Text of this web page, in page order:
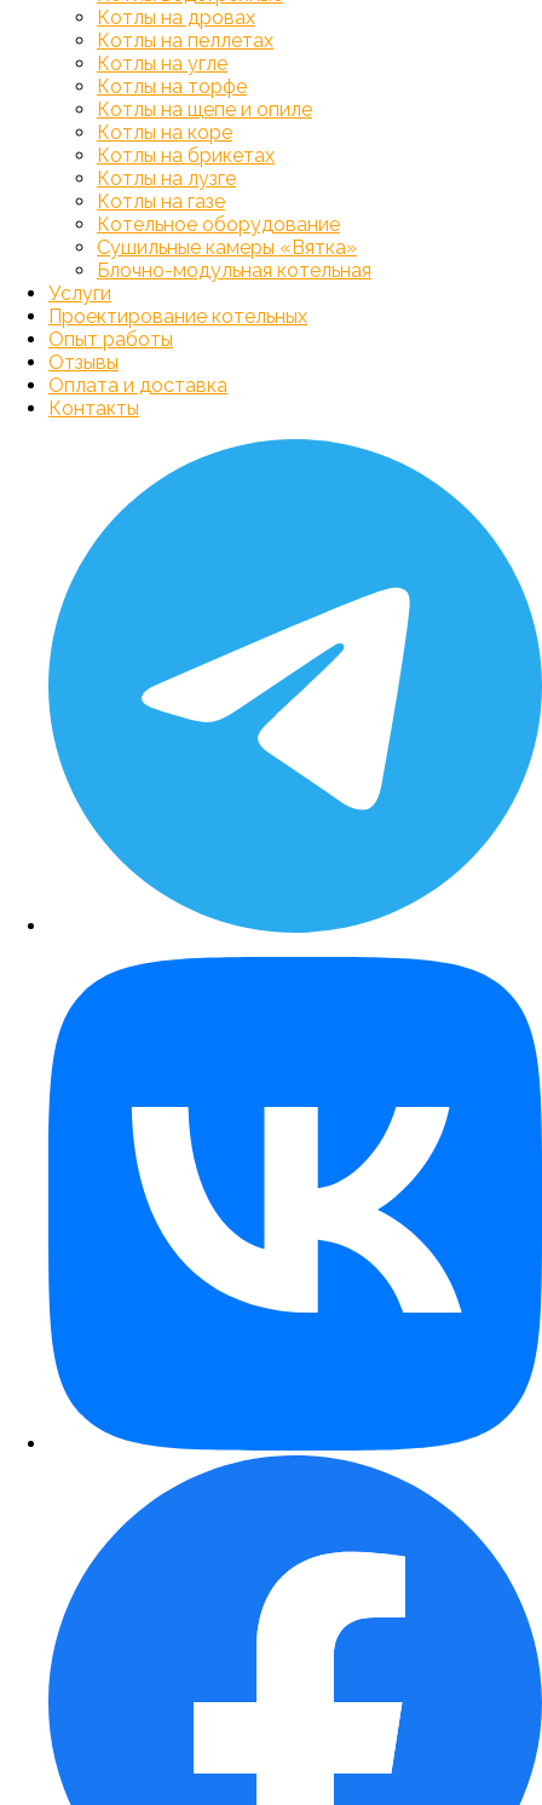
Котлы на дровах
Котлы на пеллетах
Котлы на угле
Котлы на торфе
Котлы на щепе и опиле
Котлы на коре
Котлы на брикетах
Котлы на лузге
Котлы на газе
Котельное оборудование
Сушильные камеры «Вятка»
Блочно-модульная котельная
Услуги
Проектирование котельных
Опыт работы
Отзывы
Оплата и доставка
Контакты